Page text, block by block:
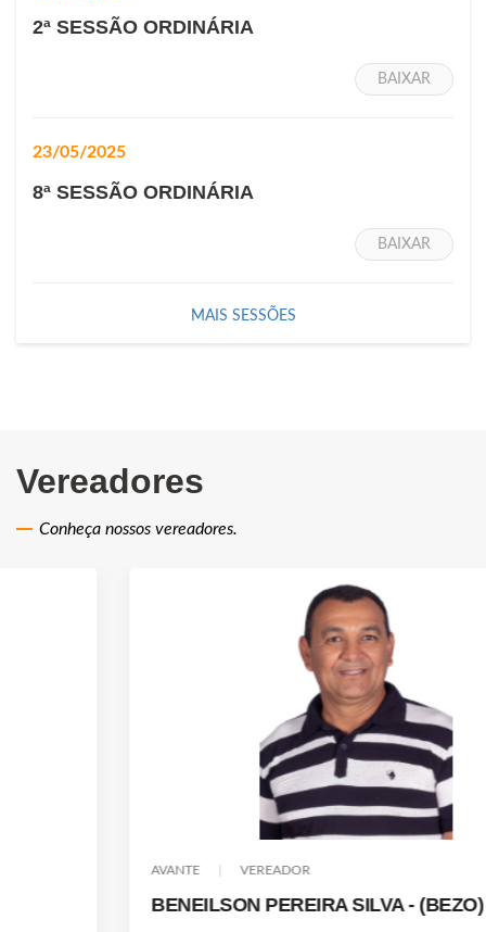
2ª SESSÃO ORDINÁRIA
BAIXAR
23/05/2025
8ª SESSÃO ORDINÁRIA
BAIXAR
MAIS SESSÕES
Vereadores
Conheça nossos vereadores.
VEREADOR
BENEILSON PEREIRA SILVA - (BEZO)